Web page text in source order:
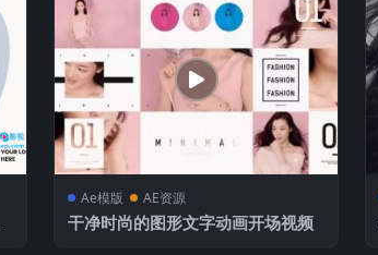
Ae模版 AE资源
干净时尚的图形文字动画开场视频